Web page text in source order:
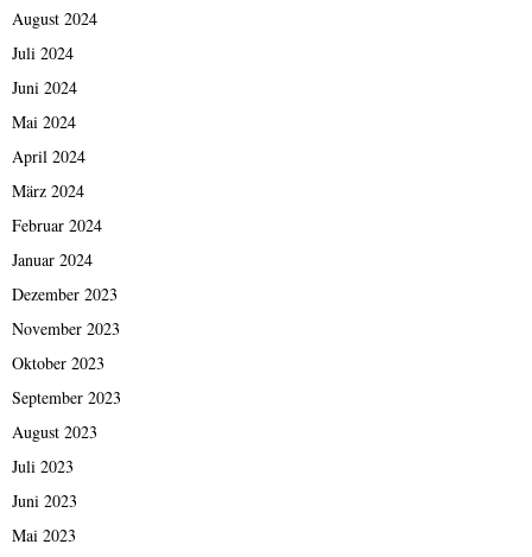
August 2024
Juli 2024
Juni 2024
Mai 2024
April 2024
März 2024
Februar 2024
Januar 2024
Dezember 2023
November 2023
Oktober 2023
September 2023
August 2023
Juli 2023
Juni 2023
Mai 2023